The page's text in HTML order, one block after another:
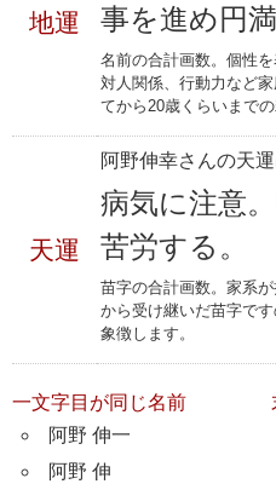
地運
事を進め円満
名前の合計画数。個性
対人関係、行動力など
てから20歳くらいまで
天運
阿野伸幸さんの天
病気に注意
苦労する。
苗字の合計画数。家系
から受け継いだ苗字で
象徴します。
一文字目が同じ名前
阿野 伸一
阿野 伸